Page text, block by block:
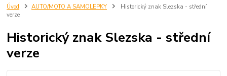
Úvod AUTO/MOTO A SAMOLEPKY
Historický znak Slezska - střední
verze
Historický znak Slezska - střední
verze